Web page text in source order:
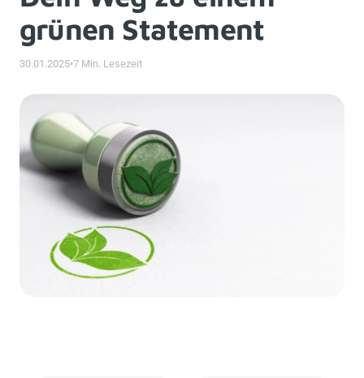
grünen Statement
30.01.2025•7 Min. Lesezeit